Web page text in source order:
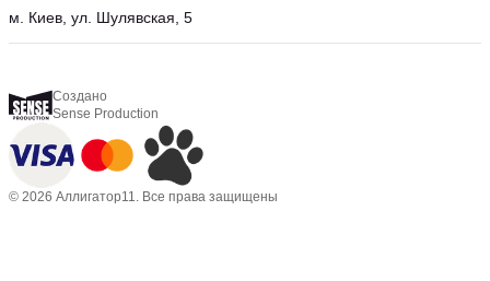
м. Киев, ул. Шулявская, 5
Создано
Sense Production
© 2026 Аллигатор11. Все права защищены